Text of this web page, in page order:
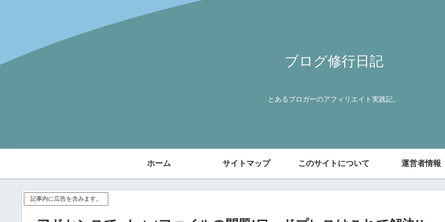
ブログ修行日記
とあるブロガーのアフィリエイト実践記。
ホーム サイトマップ このサイトについて 運営者情報
記事内に広告を含みます。